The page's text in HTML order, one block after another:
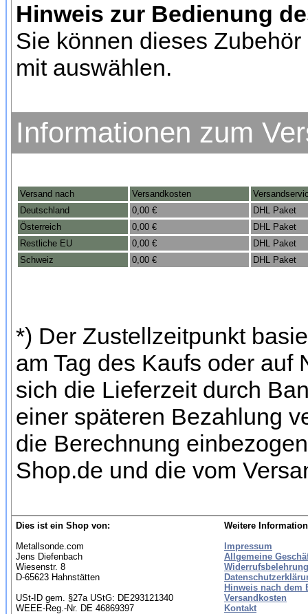
Hinweis zur Bedienung
Sie können dieses
mit auswählen.
Informationen zum
Versand nach Versandkosten
Deutschland
0,00 €
DHL Paket
Österreich
0,00 €
DHL Paket
Restliche EU
0,00 €
DHL Paket
Schweiz
0,00 € DHL Paket
*) Der Zustellzeitpunkt
am Tag des Kaufs oder
sich die Lieferzeit durch
einer späteren Bezahlung
die Berechnung
Shop.de und die vom
Dies ist ein Shop von:
Metallsonde.com
Jens Diefenbach
Wiesenstr. 8
D-65623 Hahnstätten
USt-ID gem. §27a UStG: DE293121340
WEEE-Reg.-Nr. DE 46869397
Weitere
Impressum
Allgemeine
Hinweis nach dem
Versandkosten
Kontakt